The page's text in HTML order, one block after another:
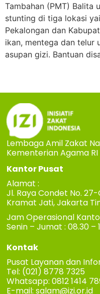
Tambahan (PMT) Balita
stunting di tiga lokasi
Pekalongan dan
ikan, mentega dan telur
asupan gizi. Bantuan
Lembaga Amil Zakat
Kementerian Agama
Kantor Pusat
Alamat :
Jl. Raya Condet No.
Kramat Jati, Jakarta
Jam Operasional
Senin – Jumat : 08.30 –
Kontak
Pusat Layanan dan
Tel: (021) 8778 7325
Whatsapp: 0812 1414
E-mail:salam@izi.or.id